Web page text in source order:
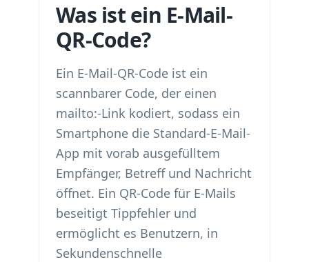
Was ist ein E-Mail-
QR-Code?
Ein E-Mail-QR-Code ist ein
scannbarer Code, der einen
mailto:-Link kodiert, sodass ein
Smartphone die Standard-E-Mail-
App mit vorab ausgefülltem
Empfänger, Betreff und Nachricht
öffnet. Ein QR-Code für E-Mails
beseitigt Tippfehler und
ermöglicht es Benutzern, in
Sekundenschnelle